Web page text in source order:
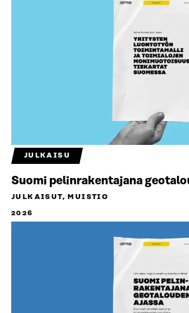
JULKAISU
Suomi pelinrakentajana
JULKAISUT, MUISTIO
2026